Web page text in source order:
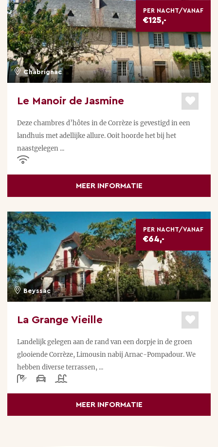
natuurlijk van de gezellige sfeer.
PER NACHT/VANAF
€125,-
Chabrignac
Le Manoir de Jasmine
Deze chambres d’hôtes in de Corrèze is gevestigd in een
landhuis met adellijke allure. Ooit hoorde het bij het
naastgelegen ...
MEER INFORMATIE
PER NACHT/VANAF
€64,-
Beyssac
La Grange Vieille
Landelijk gelegen aan de rand van een dorpje in de groen
glooiende Corrèze, Limousin nabij Arnac-Pompadour. We
hebben diverse terrassen, ...
MEER INFORMATIE